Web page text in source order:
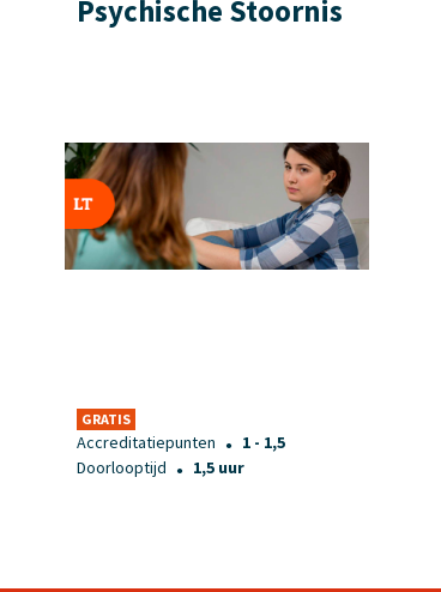
Psychische Stoornis
GRATIS
Accreditatiepunten ●
1 - 1,5
Doorlooptijd
● 1,5 uur